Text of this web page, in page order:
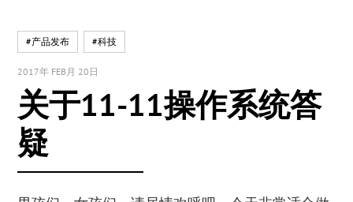
#产品发布 #科技
2017年 FEB月 20日
关于11-11操作系统答
疑